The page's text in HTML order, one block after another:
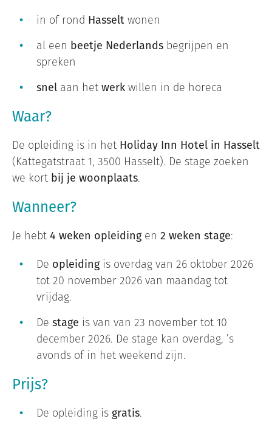
in of rond Hasselt wonen
al een beetje Nederlands begrijpen en
spreken
snel aan het werk willen in de horeca
Waar?
De opleiding is in het Holiday Inn Hotel in Hasselt
(Kattegatstraat 1, 3500 Hasselt). De stage zoeken
we kort bij je woonplaats.
Wanneer?
Je hebt 4 weken opleidingen 2 weken stage:
De opleidingis overdag van 26 oktober 2026
tot 20 november 2026 van maandag tot
vrijdag.
De stage is van van 23 november tot 10
december 2026. De stage kan overdag, ’s
avonds of in het weekend zijn.
Prijs?
De opleiding is gratis.